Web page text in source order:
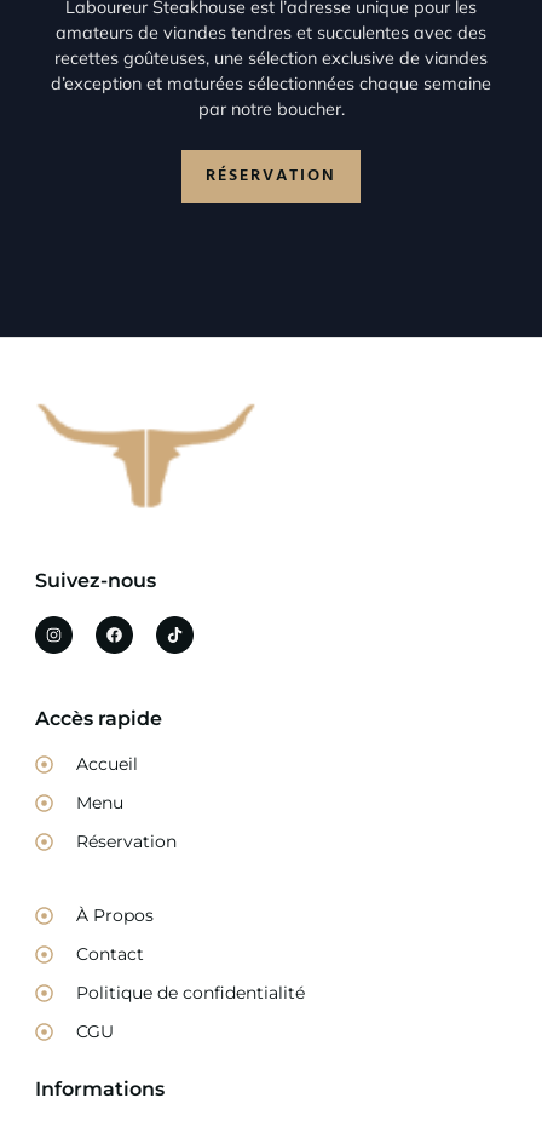
Laboureur Steakhouse est l’adresse unique pour les
amateurs de viandes tendres et succulentes avec des
recettes goûteuses, une sélection exclusive de viandes
d’exception et maturées sélectionnées chaque semaine
par notre boucher.
RÉSERVATION
Suivez-nous
Accès rapide
Accueil
Menu
Réservation
À Propos
Contact
Politique de confidentialité
CGU
Informations